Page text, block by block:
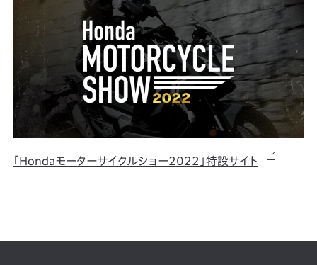
「Hondaモーターサイクルショー2022」特設サイト